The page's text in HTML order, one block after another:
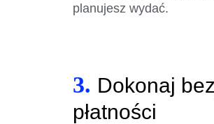
planujesz wydać.
3. Dokonaj
płatności